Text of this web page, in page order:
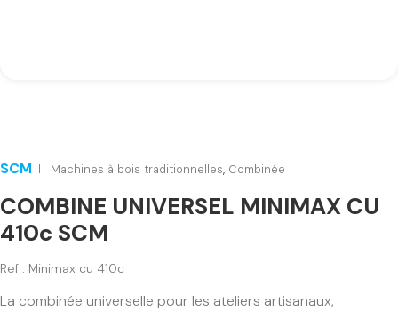
SCM Machines à bois traditionnelles, Combinée
COMBINE UNIVERSEL MINIMAX CU
410c SCM
Ref : Minimax cu 410c
La combinée universelle pour les ateliers artisanaux,